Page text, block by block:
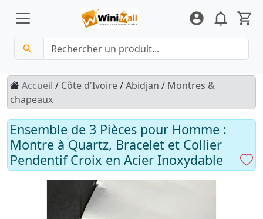
Accueil / Côte d'Ivoire/Abidjan / Montres &
chapeaux
Ensemble de 3 Pièces pour Homme :
Montre à Quartz, Bracelet et Collier
Pendentif Croix en Acier Inoxydable